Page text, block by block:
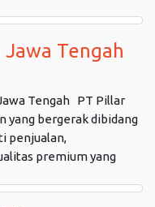
Tengah
Tengah PT Pillar
yang bergerak dibidang
penjualan,
premium yang